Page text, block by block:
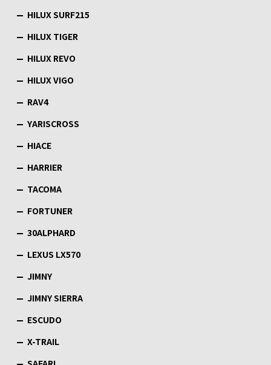
HILUX SURF215
HILUX TIGER
HILUX REVO
HILUX VIGO
RAV4
YARISCROSS
HIACE
HARRIER
TACOMA
FORTUNER
30ALPHARD
LEXUS LX570
JIMNY
JIMNY SIERRA
ESCUDO
X-TRAIL